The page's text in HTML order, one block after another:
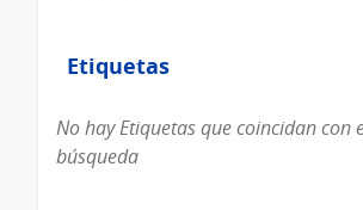
Etiquetas
Etiquetas
No hay Etiquetas que coincidan con
búsqueda